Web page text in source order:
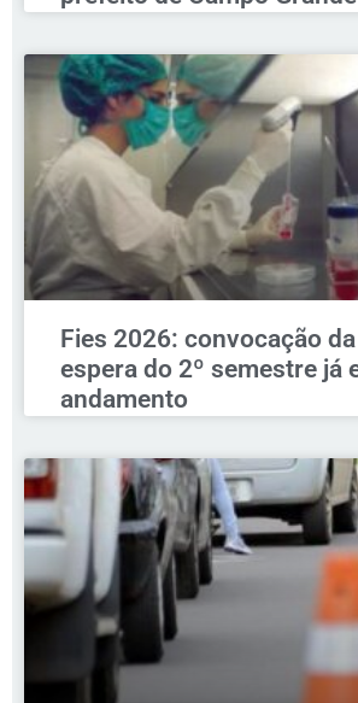
Fies 2026: convocação
espera do 2º semestre já
andamento